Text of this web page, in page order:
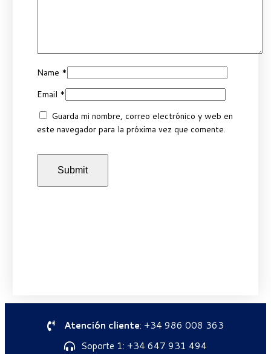
Name *
Email *
Guarda mi nombre, correo electrónico y web en
este navegador para la próxima vez que comente.
Atención cliente: +34 986 008 363
Soporte 1: +34 647 931 494